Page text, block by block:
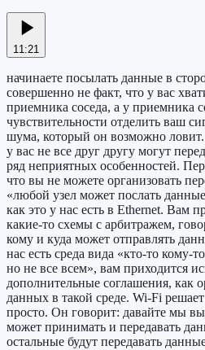
11:21
начинаете посылать данные в
совершенно не факт, что у вас
приемника соседа, а у приемника
чувствительности отделить ваш
шума, который он возможно
у вас не все друг другу могут
ряд неприятных особенностей.
что вы не можете организовать
«любой узел может послать
как это у нас есть в Ethernet. Вам
какие-то схемы с арбитражем,
кому и куда может отправлять
нас есть среда вида «кто-то кому-
но не все всем», вам приходится
дополнительные соглашения, как
данных в такой среде. Wi-Fi
просто. Он говорит: давайте мы
может принимать и передавать
остальные будут передавать